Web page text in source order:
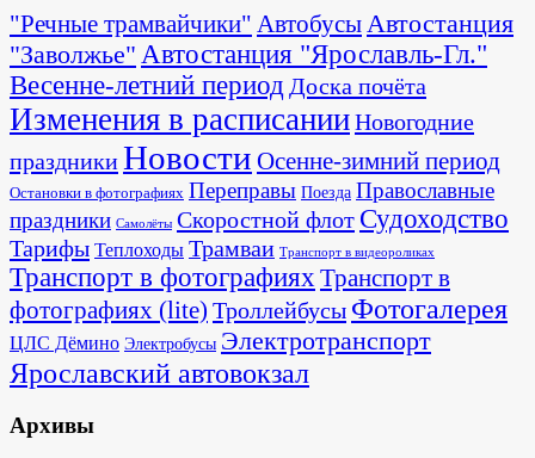
"Речные трамвайчики" АвтобусыАвтостанция
"Заволжье" Автостанция "Ярославль-Гл."
Весенне-летний периодДоска почёта
Изменения в расписанииНовогодние
праздникиНовости Осенне-зимний период
Остановки в фотографиях Переправы Поезда Православные
праздники Самолёты Скоростной флот Судоходство
Тарифы Теплоходы Трамваи Транспорт в видеороликах
Транспорт в фотографияхТранспорт в
фотографиях (lite) Троллейбусы Фотогалерея
ЦЛС Дёмино Электробусы Электротранспорт
Ярославский автовокзал
Архивы